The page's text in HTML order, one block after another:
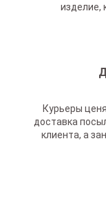
изделие,
Курьеры
доставка
клиента, а